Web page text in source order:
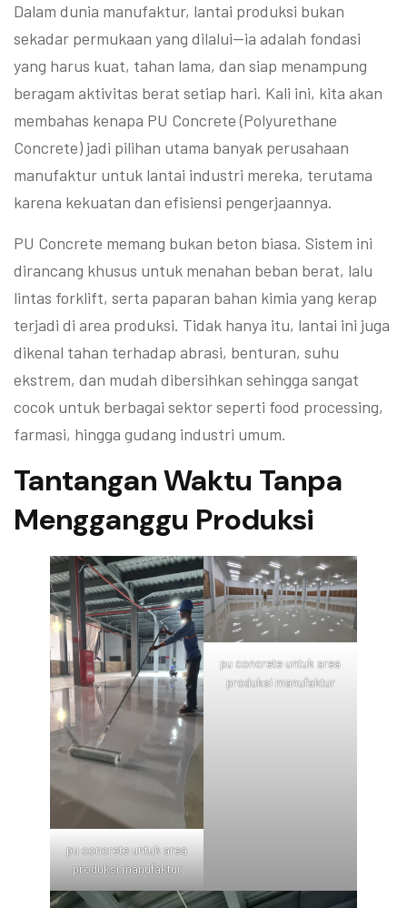
Dalam dunia manufaktur, lantai produksi bukan
sekadar permukaan yang dilalui—ia adalah fondasi
yang harus kuat, tahan lama, dan siap menampung
beragam aktivitas berat setiap hari. Kali ini, kita akan
membahas kenapa PU Concrete (Polyurethane
Concrete) jadi pilihan utama banyak perusahaan
manufaktur untuk lantai industri mereka, terutama
karena kekuatan dan efisiensi pengerjaannya.
PU Concrete memang bukan beton biasa. Sistem ini
dirancang khusus untuk menahan beban berat, lalu
lintas forklift, serta paparan bahan kimia yang kerap
terjadi di area produksi. Tidak hanya itu, lantai ini juga
dikenal tahan terhadap abrasi, benturan, suhu
ekstrem, dan mudah dibersihkan sehingga sangat
cocok untuk berbagai sektor seperti food processing,
farmasi, hingga gudang industri umum.
Tantangan Waktu Tanpa
Mengganggu Produksi
pu concrete untuk area
produksi manufaktur
pu concrete untuk area
produksi manufaktur